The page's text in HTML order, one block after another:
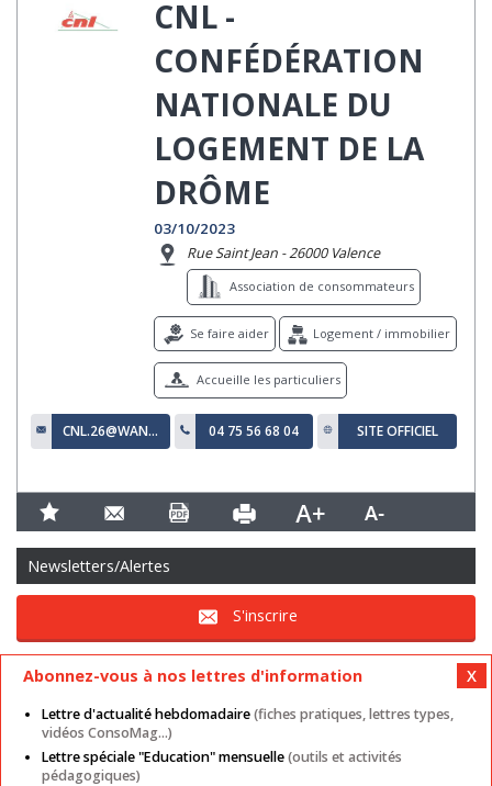
CNL -
CONFÉDÉRATION
NATIONALE DU
LOGEMENT DE LA
DRÔME
03/10/2023
Rue Saint Jean - 26000 Valence
Association de consommateurs
Se faire aider Logement / immobilier
Accueille les particuliers
CNL.26@WANADOO.FR 04 75 56 68 04 SITE OFFICIEL
Newsletters/Alertes
S'inscrire
Mentions légales Nos autres sites CGU
Abonnez-vous à nos lettres d'information
Lettre d'actualité hebdomadaire(fiches pratiques, lettres types,
vidéos ConsoMag...)
Lettre spéciale "Education" mensuelle(outils et activités
pédagogiques)